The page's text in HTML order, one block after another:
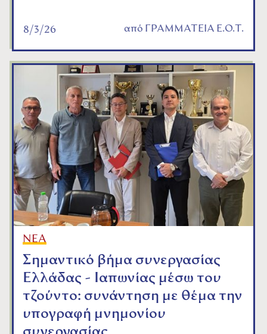
8/3/26 από ΓΡΑΜΜΑΤΕΙΑ Ε.Ο.Τ.
ΝΕΑ
Σημαντικό βήμα συνεργασίας
Ελλάδας - Ιαπωνίας μέσω του
τζούντο: συνάντηση με θέμα την
υπογραφή μνημονίου